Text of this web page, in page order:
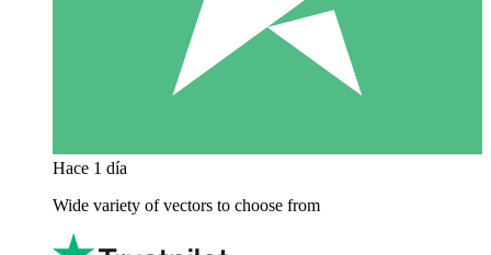
Hace 1 día
Wide variety of vectors to choose from